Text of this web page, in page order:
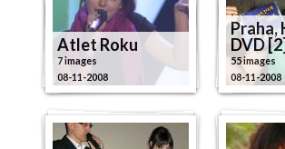
Atlet Roku
7 images
08-11-2008
Praha,
DVD
55 images
08-11-2008